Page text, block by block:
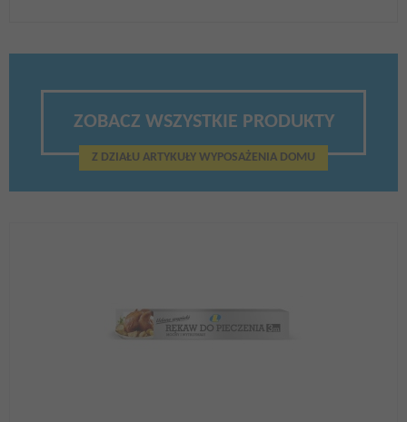
ZOBACZ WSZYSTKIE PRODUKTY
Z DZIAŁU ARTYKUŁY WYPOSAŻENIA DOMU